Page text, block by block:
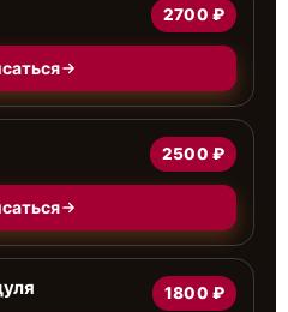
2700 ₽
2500 ₽
1800 ₽